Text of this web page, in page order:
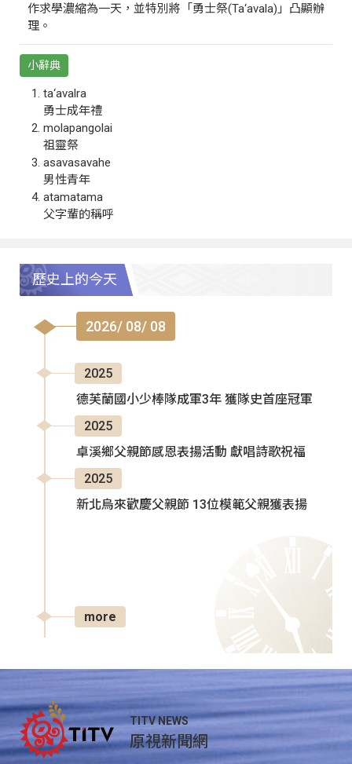
作求學濃縮為一天，並特別將「勇士祭(Ta‘avala)」凸顯辦
理。
小辭典
ta‘avalra
勇士成年禮
molapangolai
祖靈祭
asavasavahe
男性青年
atamatama
父字輩的稱呼
歷史上的今天
2026/ 08/ 08
2025
德芙蘭國小少棒隊成軍3年 獲隊史首座冠軍
2025
卓溪鄉父親節感恩表揚活動 獻唱詩歌祝福
2025
新北烏來歡慶父親節 13位模範父親獲表揚
more
TITV NEWS
原視新聞網